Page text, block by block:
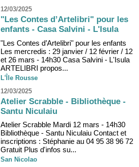
12/03/2025
"Les Contes d’Artelibri" pour les
enfants - Casa Salvini - L'Isula
"Les Contes d’Artelibri" pour les enfants
Les mercredis : 29 janvier / 12 février / 12
et 26 mars - 14h30 Casa Salvini - L'Isula
ARTELIBRI propos...
L'Île Rousse
12/03/2025
Atelier Scrabble - Bibliothèque -
Santu Niculaiu
Atelier Scrabble Mardi 12 mars - 14h30
Bibliothèque - Santu Niculaiu Contact et
inscriptions : Stéphanie au 04 95 38 96 72
Gratuit Plus d'infos su...
San Nicolao